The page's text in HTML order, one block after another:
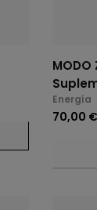
MODO
Energía
70,00 €